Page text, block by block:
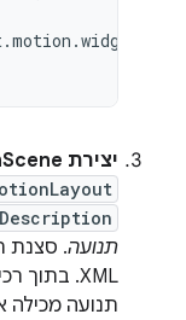
יצירת MotionScene:
תנועה. סצנת
XML. בתוך רכיב הבסיס
תנועה מכילה